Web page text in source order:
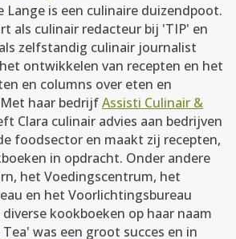
Lange is een culinaire duizendpoot.
als culinair redacteur bij 'TIP' en
zelfstandig culinair journalist
ontwikkelen van recepten en het
en columns over eten en
haar bedrijfAssisti Culinair &
Clara culinair advies aan bedrijven
foodsector en maakt zij recepten,
in opdracht. Onder andere
het Voedingscentrum, het
en het Voorlichtingsbureau
kookboeken op haar naam
was een groot succes en in